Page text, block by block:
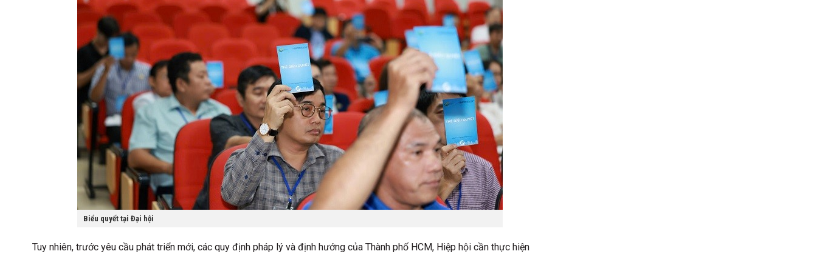
Biểu quyết tại Đại hội
Tuy nhiên, trước yêu cầu phát triển mới, các quy định pháp lý và định hướng của Thành phố HCM, Hiệp hội cần thực hiện